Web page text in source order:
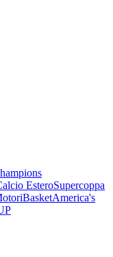
EsteroSupercoppa
BasketAmerica's